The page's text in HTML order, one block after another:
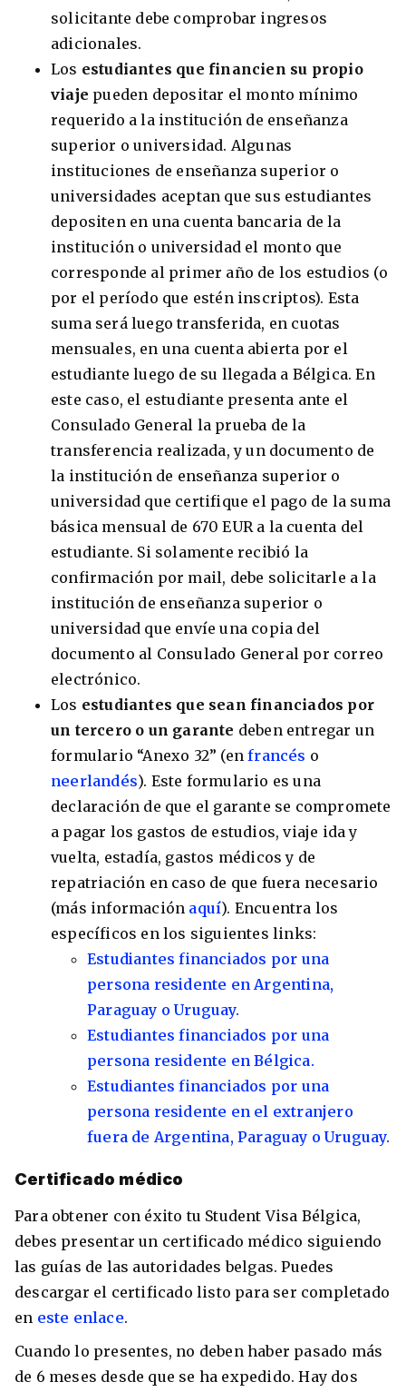
solicitante debe comprobar ingresos
adicionales.
Los estudiantes que financien su propio
viaje pueden depositar el monto mínimo
requerido a la institución de enseñanza
superior o universidad. Algunas
instituciones de enseñanza superior o
universidades aceptan que sus estudiantes
depositen en una cuenta bancaria de la
institución o universidad el monto que
corresponde al primer año de los estudios (o
por el período que estén inscriptos). Esta
suma será luego transferida, en cuotas
mensuales, en una cuenta abierta por el
estudiante luego de su llegada a Bélgica. En
este caso, el estudiante presenta ante el
Consulado General la prueba de la
transferencia realizada, y un documento de
la institución de enseñanza superior o
universidad que certifique el pago de la suma
básica mensual de 670 EUR a la cuenta del
estudiante. Si solamente recibió la
confirmación por mail, debe solicitarle a la
institución de enseñanza superior o
universidad que envíe una copia del
documento al Consulado General por correo
electrónico.
Los estudiantes que sean financiados por
un tercero o un garante deben entregar un
formulario “Anexo 32” (enfrancés o
neerlandés). Este formulario es una
declaración de que el garante se compromete
a pagar los gastos de estudios, viaje ida y
vuelta, estadía, gastos médicos y de
repatriación en caso de que fuera necesario
(más información aquí). Encuentra los
específicos en los siguientes links:
Estudiantes financiados por una
persona residente en Argentina,
Paraguay o Uruguay.
Estudiantes financiados por una
persona residente en Bélgica.
Estudiantes financiados por una
persona residente en el extranjero
fuera de Argentina, Paraguay o Uruguay.
Certificado médico
Para obtener con éxito tu Student Visa Bélgica,
debes presentar un certificado médico siguiendo
las guías de las autoridades belgas. Puedes
descargar el certificado listo para ser completado
en este enlace.
Cuando lo presentes, no deben haber pasado más
de 6 meses desde que se ha expedido. Hay dos